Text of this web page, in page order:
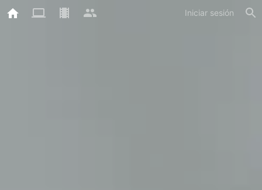
Iniciar sesión